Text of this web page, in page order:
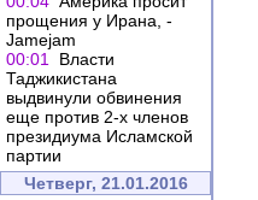
прощения у Ирана, -
Jamejam
00:01
Власти
Таджикистана
выдвинули обвинения
еще против 2-х членов
президиума Исламской
партии
Четверг, 21.01.2016